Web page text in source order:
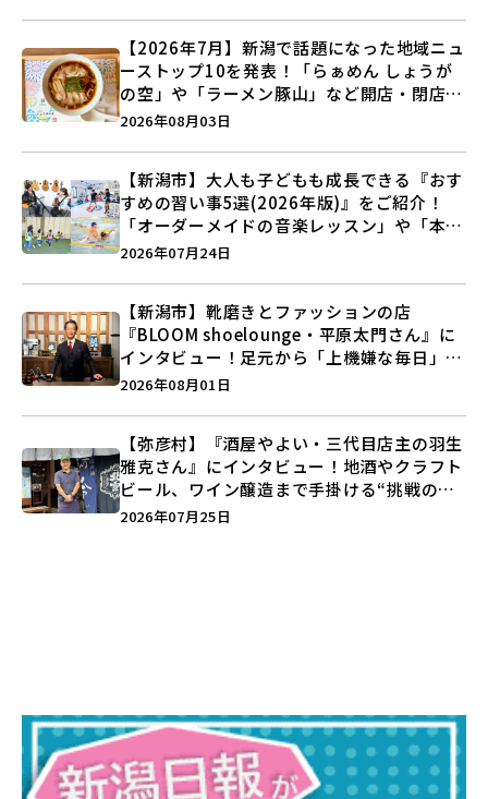
【2026年7月】新潟で話題になった地域ニュ
ーストップ10を発表！「らぁめん しょうが
の空」や「ラーメン豚山」など開店・閉店の
注目記事をランキングでご紹介♪
2026年08月03日
【新潟市】大人も子どもも成長できる『おす
すめの習い事5選(2026年版)』をご紹介！
「オーダーメイドの音楽レッスン」や「本格
キックボクシング」で新しい自分を見つけよ
2026年07月24日
【新潟市】靴磨きとファッションの店
『BLOOM shoelounge・平原太門さん』に
インタビュー！足元から「上機嫌な毎日」を
つくる装いの提案とは？
2026年08月01日
【弥彦村】『酒屋やよい・三代目店主の羽生
雅克さん』にインタビュー！地酒やクラフト
ビール、ワイン醸造まで手掛ける“挑戦の歴
史”に迫る♪
2026年07月25日